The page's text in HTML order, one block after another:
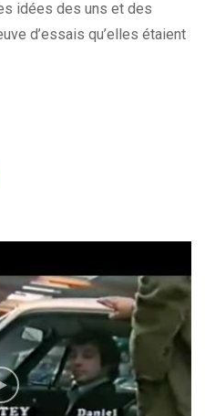
idées des uns et des
d’essais qu’elles étaient